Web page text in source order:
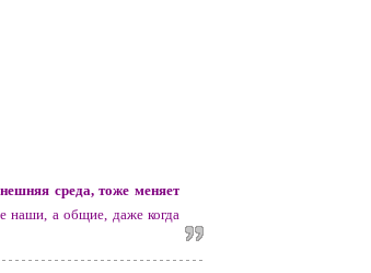
среда, тоже меняет
наши, а общие, даже когда